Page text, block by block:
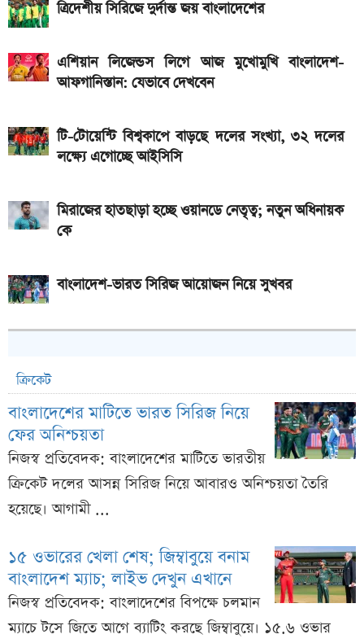
দেশের বাজারে আজ ১৮, ২১ ও ২২ ক্যারেট একভরি সোনার
ত্রিদেশীয় সিরিজে দুর্দান্ত জয় বাংলাদেশের
এশিয়ান লিজেন্ডস লিগে আজ মুখোমুখি বাংলাদেশ-
আফগানিস্তান: যেভাবে দেখবেন
টি-টোয়েন্টি বিশ্বকাপে বাড়ছে দলের সংখ্যা, ৩২ দলের
লক্ষ্যে এগোচ্ছে আইসিসি
মিরাজের হাতছাড়া হচ্ছে ওয়ানডে নেতৃত্ব; নতুন অধিনায়ক
কে
বাংলাদেশ-ভারত সিরিজ আয়োজন নিয়ে সুখবর
ক্রিকেট
বাংলাদেশের মাটিতে ভারত সিরিজ নিয়ে
ফের অনিশ্চয়তা
নিজস্ব প্রতিবেদক: বাংলাদেশের মাটিতে ভারতীয়
ক্রিকেট দলের আসন্ন সিরিজ নিয়ে আবারও অনিশ্চয়তা তৈরি
হয়েছে। আগামী ...
১৫ ওভারের খেলা শেষ; জিম্বাবুয়ে বনাম
বাংলাদেশ ম্যাচ; লাইভ দেখুন এখানে
নিজস্ব প্রতিবেদক: বাংলাদেশের বিপক্ষে চলমান
ম্যাচে টসে জিতে আগে ব্যাটিং করছে জিম্বাবুয়ে। ১৫.৬ ওভার